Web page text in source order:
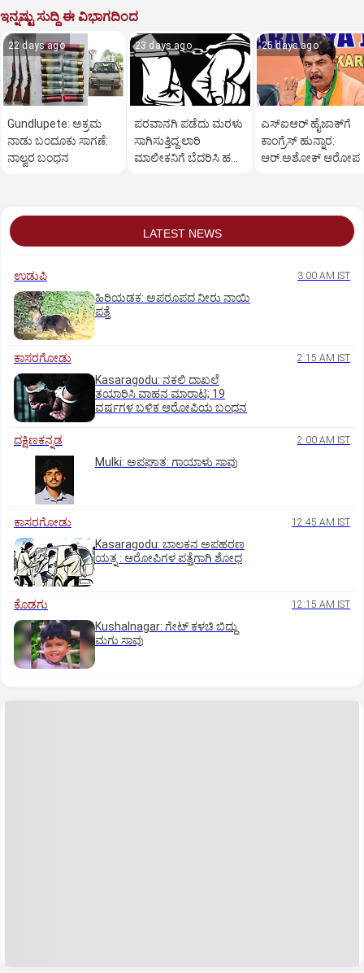
ಇನ್ನಷ್ಟು ಸುದ್ದಿ ಈ ವಿಭಾಗದಿಂದ
22 days ago
Gundlupete: ಅಕ್ರಮ
ನಾಡು ಬಂದೂಕು ಸಾಗಣೆ:
ನಾಲ್ವರ ಬಂಧನ
23 days ago
ಪರವಾನಗಿ ಪಡೆದು ಮರಳು
ಸಾಗಿಸುತ್ತಿದ್ದ ಲಾರಿ
ಮಾಲೀಕನಿಗೆ ಬೆದರಿಸಿ ಹಣ
25 days ago
ಎಸ್‌ಐಆರ್‌ ಹೈಜಾಕ್‌ಗೆ
ಕಾಂಗ್ರೆಸ್‌ ಹುನ್ನಾರ:
ಆರ್‌.ಅಶೋಕ್‌ ಆರೋಪ
LATEST NEWS
ಉಡುಪಿ 3:00 AM IST
ಹಿರಿಯಡಕ: ಅಪರೂಪದ ನೀರು ನಾಯಿ
ಪತ್ತೆ
ಕಾಸರಗೋಡು 2:15 AM IST
Kasaragodu: ನಕಲಿ ದಾಖಲೆ
ತಯಾರಿಸಿ ವಾಹನ ಮಾರಾಟ; 19
ವರ್ಷಗಳ ಬಳಿಕ ಆರೋಪಿಯ ಬಂಧನ
ದಕ್ಷಿಣಕನ್ನಡ 2:00 AM IST
Mulki: ಅಪಘಾತ: ಗಾಯಾಳು ಸಾವು
ಕಾಸರಗೋಡು 12:45 AM IST
Kasaragodu: ಬಾಲಕನ ಅಪಹರಣ
ಯತ್ನ : ಆರೋಪಿಗಳ ಪತ್ತೆಗಾಗಿ ಶೋಧ
ಕೊಡಗು 12:15 AM IST
Kushalnagar: ಗೇಟ್ ಕಳಚಿ ಬಿದ್ದು
ಮಗು ಸಾವು